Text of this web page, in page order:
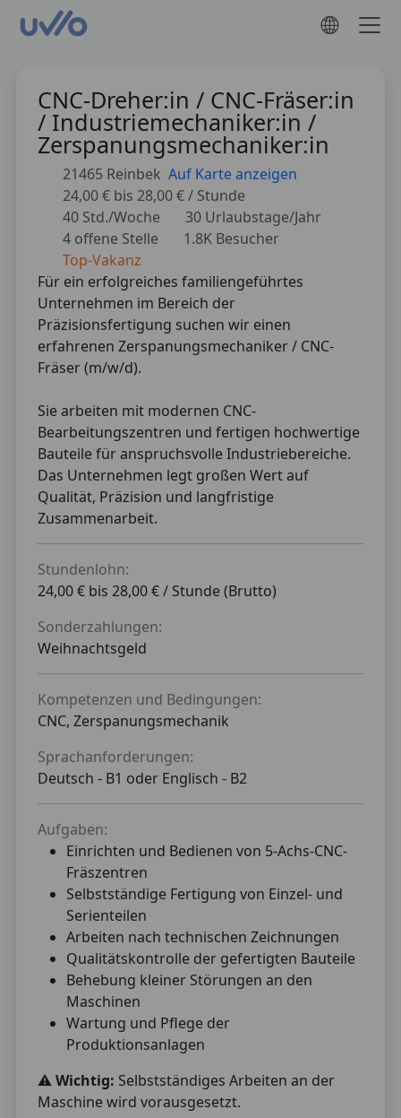
CNC-Dreher:in / CNC-Fräser:in
/ Industriemechaniker:in /
Zerspanungsmechaniker:in
21465 Reinbek Auf Karte anzeigen
24,00 € bis 28,00 € / Stunde
40 Std./Woche
30 Urlaubstage/Jahr
4 offene Stelle
1.8K Besucher
Top-Vakanz
Für ein erfolgreiches familiengeführtes
Unternehmen im Bereich der
Präzisionsfertigung suchen wir einen
erfahrenen Zerspanungsmechaniker / CNC-
Fräser (m/w/d).
Sie arbeiten mit modernen CNC-
Bearbeitungszentren und fertigen hochwertige
Bauteile für anspruchsvolle Industriebereiche.
Das Unternehmen legt großen Wert auf
Qualität, Präzision und langfristige
Zusammenarbeit.
Stundenlohn:
24,00 € bis 28,00 € / Stunde (Brutto)
Sonderzahlungen:
Weihnachtsgeld
Kompetenzen und Bedingungen:
CNC, Zerspanungsmechanik
Sprachanforderungen:
Deutsch - B1 oder Englisch - B2
Aufgaben:
Einrichten und Bedienen von 5-Achs-CNC-
Fräszentren
Selbstständige Fertigung von Einzel- und
Serienteilen
Arbeiten nach technischen Zeichnungen
Qualitätskontrolle der gefertigten Bauteile
Behebung kleiner Störungen an den
Maschinen
Wartung und Pflege der
Produktionsanlagen
⚠️Wichtig: Selbstständiges Arbeiten an der
Maschine wird vorausgesetzt.